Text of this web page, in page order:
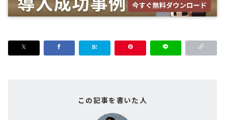
この記事を書いた人